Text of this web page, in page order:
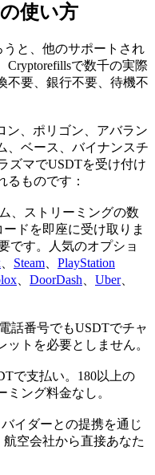
使い方
と、他のサポートされ
で数千の実際
不要、銀行不要、待機不
ン、ポリゴン、アバラン
、ベース、バイナンスチ
ズマでUSDTを受け付け
るものです：
、ストリーミングの数
ドを即座に受け取りま
です。人気のオプショ
Steam
PlayStation
DoorDash Uber、
話番号でもUSDTでチャ
トを必要としません。
で支払い。180以上の
ング料金なし。
イダーとの提携を通じ
空会社から直接あなた